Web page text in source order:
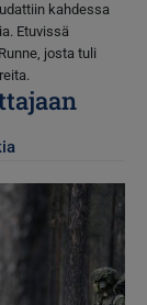
kahdessa
Etuvissä
josta tuli